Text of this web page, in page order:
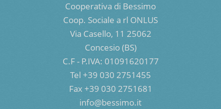
Cooperativa di Bessimo
Coop. Sociale a rl ONLUS
Via Casello, 11 25062
Concesio (BS)
C.F - P.IVA: 01091620177
Tel +39 030 2751455
Fax +39 030 2751681
info@bessimo.it